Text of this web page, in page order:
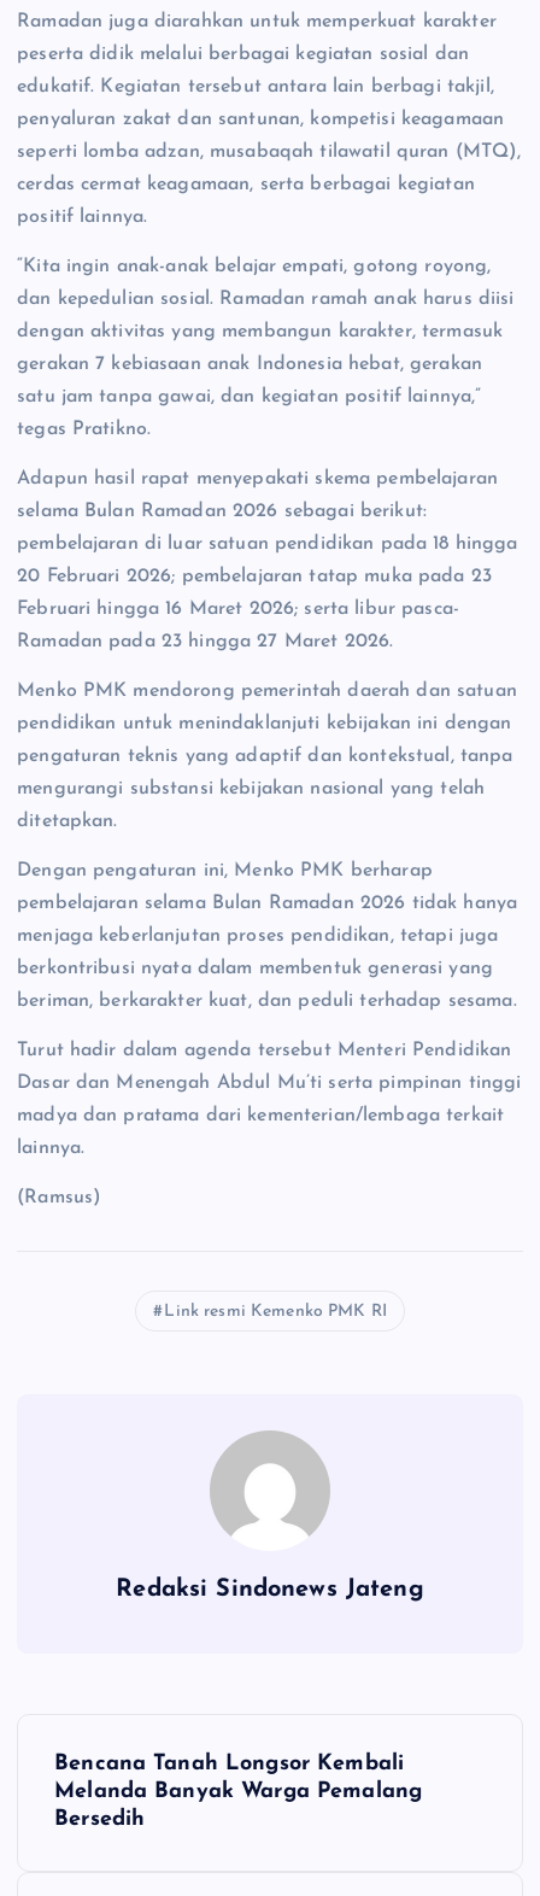
Ramadan juga diarahkan untuk memperkuat karakter
peserta didik melalui berbagai kegiatan sosial dan
edukatif. Kegiatan tersebut antara lain berbagi takjil,
penyaluran zakat dan santunan, kompetisi keagamaan
seperti lomba adzan, musabaqah tilawatil quran (MTQ),
cerdas cermat keagamaan, serta berbagai kegiatan
positif lainnya.
“Kita ingin anak-anak belajar empati, gotong royong,
dan kepedulian sosial. Ramadan ramah anak harus diisi
dengan aktivitas yang membangun karakter, termasuk
gerakan 7 kebiasaan anak Indonesia hebat, gerakan
satu jam tanpa gawai, dan kegiatan positif lainnya,”
tegas Pratikno.
Adapun hasil rapat menyepakati skema pembelajaran
selama Bulan Ramadan 2026 sebagai berikut:
pembelajaran di luar satuan pendidikan pada 18 hingga
20 Februari 2026; pembelajaran tatap muka pada 23
Februari hingga 16 Maret 2026; serta libur pasca-
Ramadan pada 23 hingga 27 Maret 2026.
Menko PMK mendorong pemerintah daerah dan satuan
pendidikan untuk menindaklanjuti kebijakan ini dengan
pengaturan teknis yang adaptif dan kontekstual, tanpa
mengurangi substansi kebijakan nasional yang telah
ditetapkan.
Dengan pengaturan ini, Menko PMK berharap
pembelajaran selama Bulan Ramadan 2026 tidak hanya
menjaga keberlanjutan proses pendidikan, tetapi juga
berkontribusi nyata dalam membentuk generasi yang
beriman, berkarakter kuat, dan peduli terhadap sesama.
Turut hadir dalam agenda tersebut Menteri Pendidikan
Dasar dan Menengah Abdul Mu’ti serta pimpinan tinggi
madya dan pratama dari kementerian/lembaga terkait
lainnya.
(Ramsus)
Link resmi Kemenko PMK RI
Redaksi Sindonews Jateng
NBencana Tanah Longsor Kembali
Melanda Banyak Warga Pemalang
Bersedih